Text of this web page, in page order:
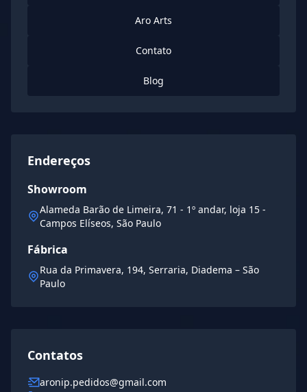
Aro Arts
Contato
Blog
Endereços
Showroom
Alameda Barão de Limeira, 71 - 1º andar, loja 15 -
Campos Elíseos, São Paulo
Fábrica
Rua da Primavera, 194, Serraria, Diadema – São
Paulo
Contatos
aronip.pedidos@gmail.com